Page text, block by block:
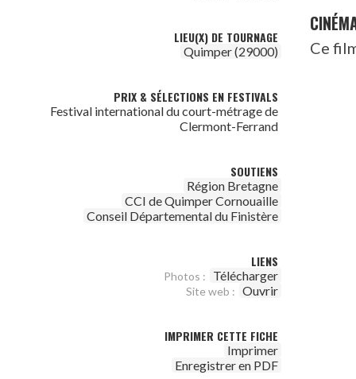
LIEU(X) DE TOURNAGE
Quimper (29000)
PRIX & SÉLECTIONS EN FESTIVALS
Festival international du court-métrage de
Clermont-Ferrand
SOUTIENS
Région Bretagne
CCI de Quimper Cornouaille
Conseil Départemental du Finistère
LIENS
Photos : Télécharger
Site web : Ouvrir
IMPRIMER CETTE FICHE
Imprimer
Enregistrer en PDF
Ce